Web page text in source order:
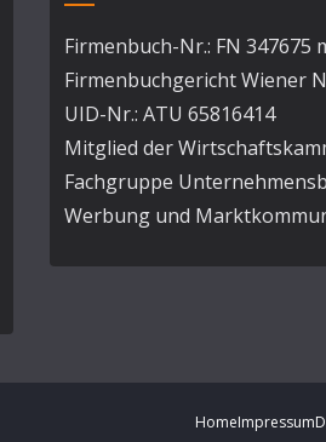
Firmenbuch-Nr.: FN 347675
Firmenbuchgericht Wiener
UID-Nr.: ATU 65816414
Mitglied der
Fachgruppe
Werbung und
HomeImpressum